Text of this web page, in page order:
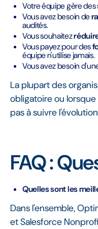
Votre équipe gère des
Vous avez besoin de
audités.
Vous souhaitez
Vous payez pour des
équipe n'utilise jamais.
Vous avez besoin
La plupart des
obligatoire ou
pas à suivre
FAQ :
Quelles sont les
Dans l'ensemble,
et Salesforce